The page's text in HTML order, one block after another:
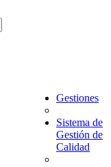
Gestiones
Sistema de
Gestión de
Calidad